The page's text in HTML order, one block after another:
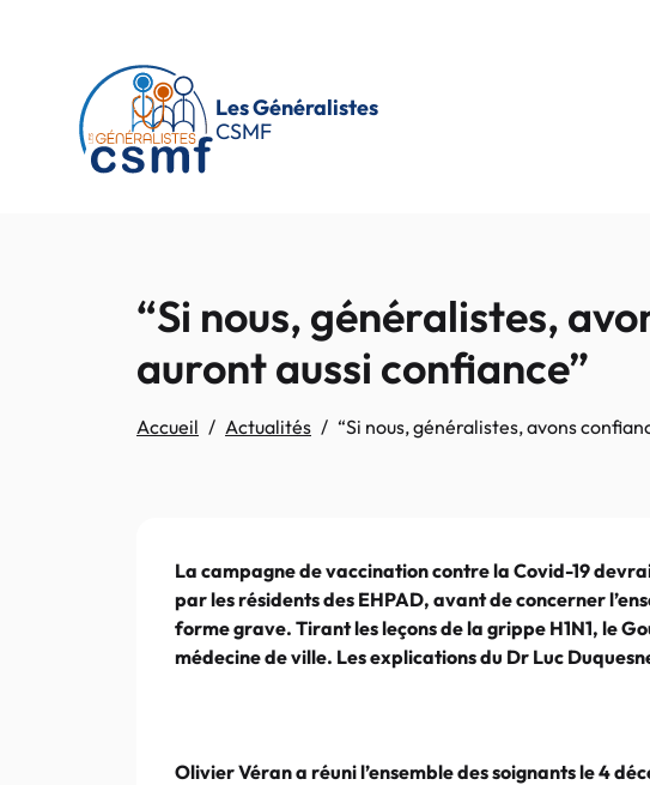
Les Généralistes
CSMF
“Si nous, généralistes,
auront aussi confiance”
Accueil Actualités “Si nous, généralistes, avons
La campagne de vaccination contre la Covid-19
par les résidents des EHPAD, avant de concerner
forme grave. Tirant les leçons de la grippe H1N1, le
médecine de ville. Les explications du Dr Luc
Olivier Véran a réuni l’ensemble des soignants le 4